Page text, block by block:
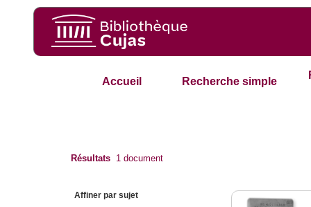
Accueil Recherche simple
Résultats 1 document
Affiner par sujet